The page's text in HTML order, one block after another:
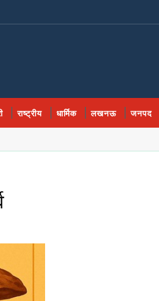
राष्ट्रीय धार्मिक लखनऊ जनपद